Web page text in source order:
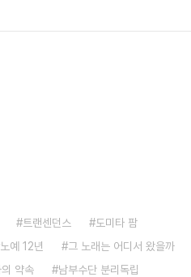
트랜센던스
도미타 팜
노예 12년
그 노래는 어디서 왔을까
약속
남부수단 분리독립